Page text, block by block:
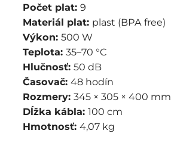
Počet plat: 9
Materiál plat: plast (BPA free)
Výkon: 500 W
Teplota: 35–70 °C
Hlučnosť: 50 dB
Časovač: 48 hodín
Rozmery: 345 × 305 × 400 mm
Dĺžka kábla: 100 cm
Hmotnosť: 4,07 kg